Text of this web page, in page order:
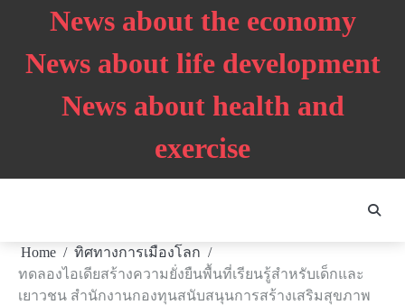
content
News about the economy
News about life development
News about health and
exercise
Home
ทิศทางการเมืองโลก
ทดลองไอเดียสร้างความยั่งยืนพื้นที่เรียนรู้สำหรับเด็กและ
เยาวชน สำนักงานกองทุนสนับสนุนการสร้างเสริมสุขภาพ